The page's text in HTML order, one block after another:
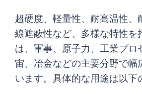
超硬度、軽量性、耐高温性、
線遮蔽性など、多様な特性を
は、軍事、原子力、工業プロ
宙、冶金などの主要分野で幅
います。具体的な用途は以下